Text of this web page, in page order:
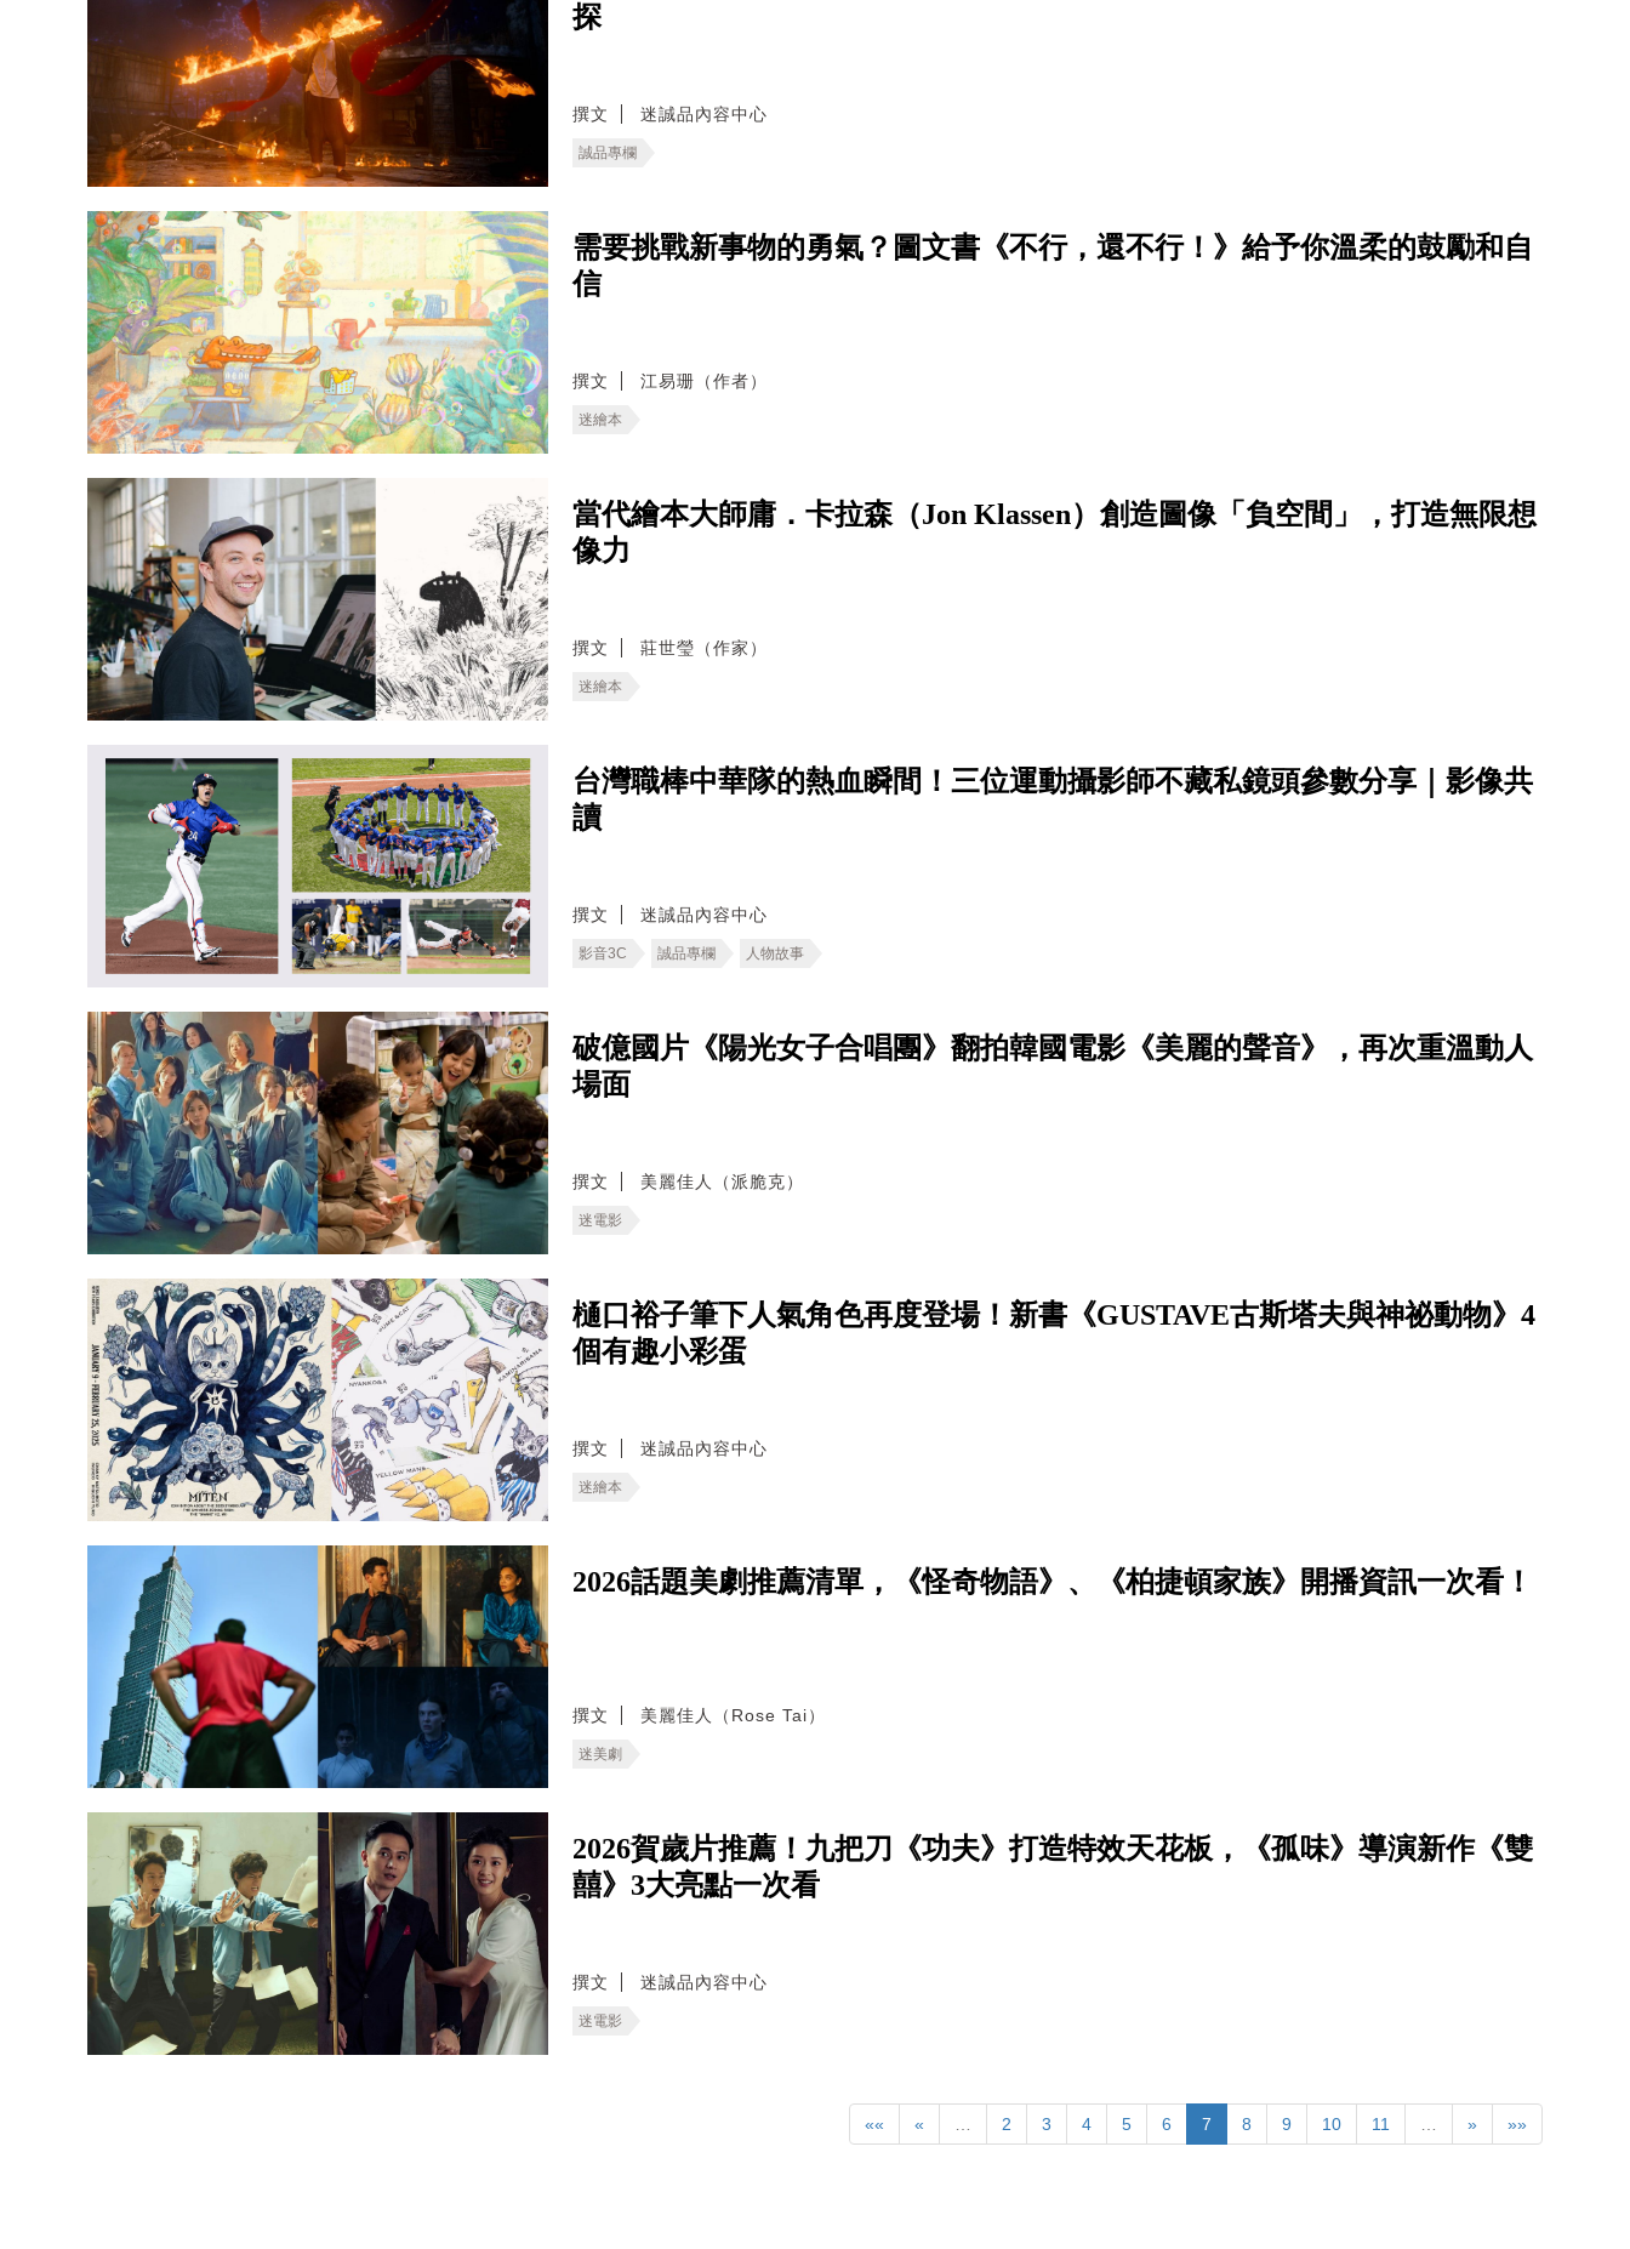
探
撰文 迷誠品內容中心
誠品專欄
需要挑戰新事物的勇氣？圖文書《不行，還不行！》給予你溫柔的鼓勵和自
信
撰文 江易珊（作者）
迷繪本
當代繪本大師庸．卡拉森（Jon Klassen）創造圖像「負空間」，打造無限想
像力
撰文 莊世瑩（作家）
迷繪本
台灣職棒中華隊的熱血瞬間！三位運動攝影師不藏私鏡頭參數分享｜影像共
讀
撰文 迷誠品內容中心
影音3C 誠品專欄 人物故事
破億國片《陽光女子合唱團》翻拍韓國電影《美麗的聲音》，再次重溫動人
場面
撰文 美麗佳人（派脆克）
迷電影
樋口裕子筆下人氣角色再度登場！新書《GUSTAVE古斯塔夫與神祕動物》4
個有趣小彩蛋
撰文 迷誠品內容中心
迷繪本
2026話題美劇推薦清單，《怪奇物語》、《柏捷頓家族》開播資訊一次看！
撰文 美麗佳人（Rose Tai）
迷美劇
2026賀歲片推薦！九把刀《功夫》打造特效天花板，《孤味》導演新作《雙
囍》3大亮點一次看
撰文 迷誠品內容中心
迷電影
«« « … 2 3 4 5 6 7 8 9 10 11 … » »»